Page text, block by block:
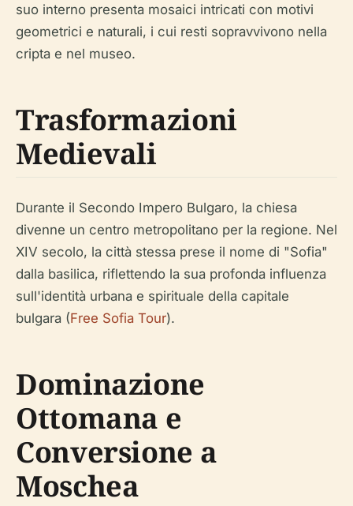
suo interno presenta mosaici intricati con motivi
geometrici e naturali, i cui resti sopravvivono nella
cripta e nel museo.
Trasformazioni
Medievali
Durante il Secondo Impero Bulgaro, la chiesa
divenne un centro metropolitano per la regione. Nel
XIV secolo, la città stessa prese il nome di "Sofia"
dalla basilica, riflettendo la sua profonda influenza
sull'identità urbana e spirituale della capitale
bulgara (Free Sofia Tour).
Dominazione
Ottomana e
Conversione a
Moschea